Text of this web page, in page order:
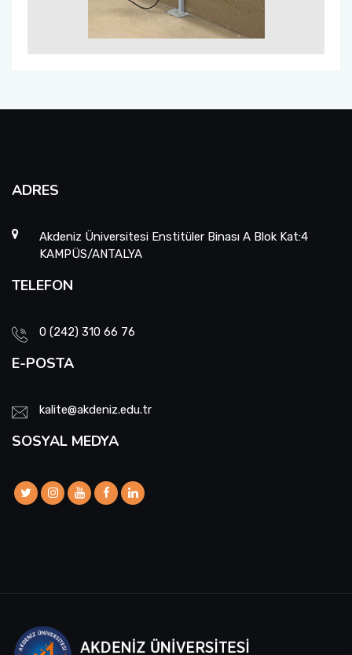
ADRES
Akdeniz Üniversitesi Enstitüler Binası A Blok Kat:4
KAMPÜS/ANTALYA
TELEFON
0 (242) 310 66 76
E-POSTA
kalite@akdeniz.edu.tr
SOSYAL MEDYA